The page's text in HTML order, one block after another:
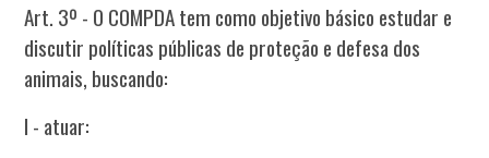
Art. 3º - O COMPDA tem como objetivo básico estudar e
discutir políticas públicas de proteção e defesa dos
animais, buscando:
I - atuar: